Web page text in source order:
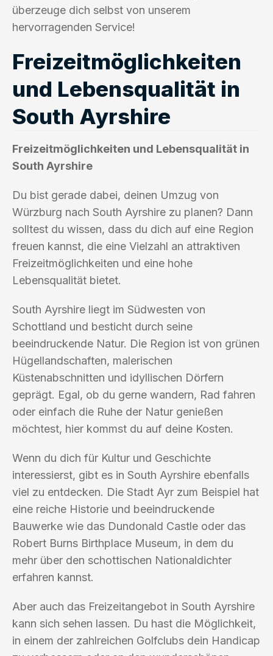
überzeuge dich selbst von unserem
hervorragenden Service!
Freizeitmöglichkeiten
und Lebensqualität in
South Ayrshire
Freizeitmöglichkeiten und Lebensqualität in
South Ayrshire
Du bist gerade dabei, deinen Umzug von
Würzburg nach South Ayrshire zu planen? Dann
solltest du wissen, dass du dich auf eine Region
freuen kannst, die eine Vielzahl an attraktiven
Freizeitmöglichkeiten und eine hohe
Lebensqualität bietet.
South Ayrshire liegt im Südwesten von
Schottland und besticht durch seine
beeindruckende Natur. Die Region ist von grünen
Hügellandschaften, malerischen
Küstenabschnitten und idyllischen Dörfern
geprägt. Egal, ob du gerne wandern, Rad fahren
oder einfach die Ruhe der Natur genießen
möchtest, hier kommst du auf deine Kosten.
Wenn du dich für Kultur und Geschichte
interessierst, gibt es in South Ayrshire ebenfalls
viel zu entdecken. Die Stadt Ayr zum Beispiel hat
eine reiche Historie und beeindruckende
Bauwerke wie das Dundonald Castle oder das
Robert Burns Birthplace Museum, in dem du
mehr über den schottischen Nationaldichter
erfahren kannst.
Aber auch das Freizeitangebot in South Ayrshire
kann sich sehen lassen. Du hast die Möglichkeit,
in einem der zahlreichen Golfclubs dein Handicap